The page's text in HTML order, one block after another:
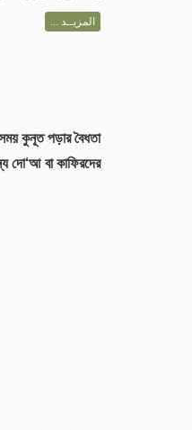
المزيــد ...
কুনূত পড়ার বৈধতা
দো‘আ বা কাফিরদের